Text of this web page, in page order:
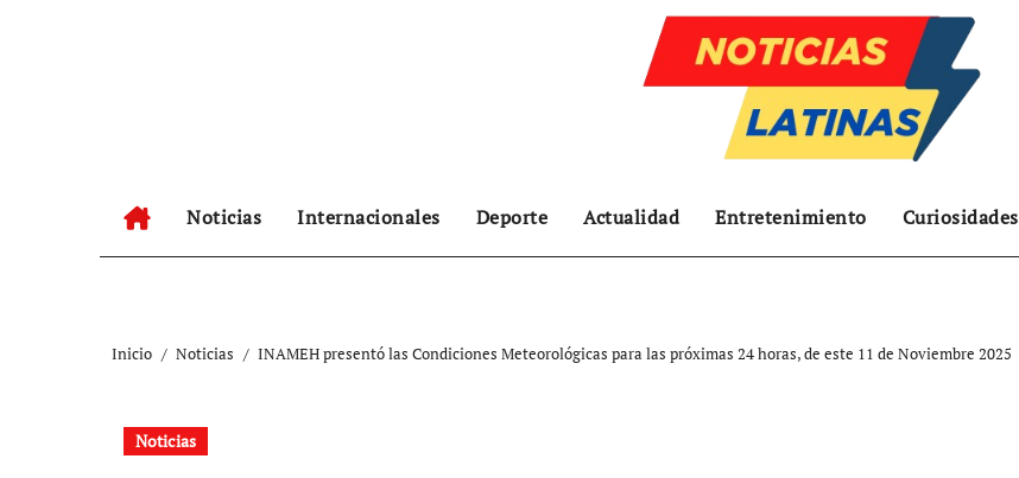
Noticias Internacionales Deporte Actualidad Entretenimiento Curiosidades
Inicio Noticias INAMEH presentó las Condiciones Meteorológicas para las próximas 24 horas, de este 11 de Noviembre 2025
Noticias